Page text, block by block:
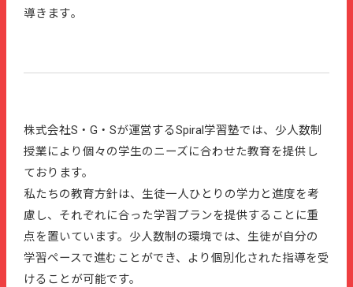
導きます​。
株式会社S・G・Sが運営するSpiral学習塾では、少人数制
授業により個々の学生のニーズに合わせた教育を提供し
ております。
私たちの教育方針は、生徒一人ひとりの学力と進度を考
慮し、それぞれに合った学習プランを提供することに重
点を置いています。少人数制の環境では、生徒が自分の
学習ペースで進むことができ、より個別化された指導を受
けることが可能です。